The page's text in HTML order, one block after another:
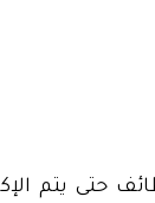
2022/05/10م، ويستمر التقديم على